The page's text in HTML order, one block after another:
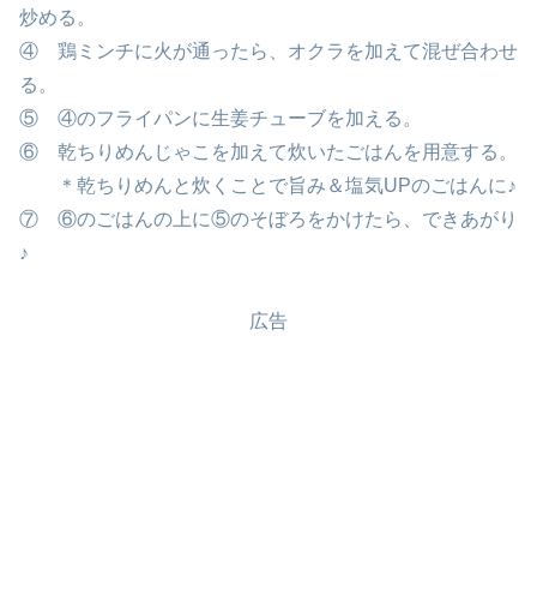
炒める。
④ 鶏ミンチに火が通ったら、オクラを加えて混ぜ合わせ
る。
⑤ ④のフライパンに生姜チューブを加える。
⑥ 乾ちりめんじゃこを加えて炊いたごはんを用意する。
＊乾ちりめんと炊くことで旨み＆塩気UPのごはんに♪
⑦ ⑥のごはんの上に⑤のそぼろをかけたら、できあがり
♪
広告